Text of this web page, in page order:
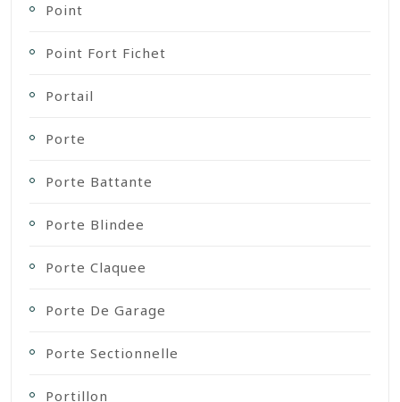
Point
Point Fort Fichet
Portail
Porte
Porte Battante
Porte Blindee
Porte Claquee
Porte De Garage
Porte Sectionnelle
Portillon